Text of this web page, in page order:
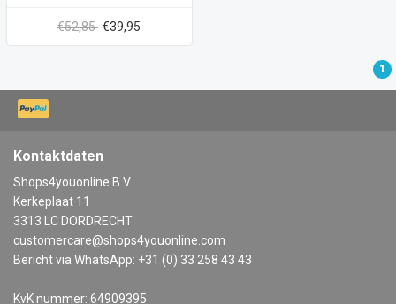
€52,85 €39,95
1
Kontaktdaten
Shops4youonline B.V.
Kerkeplaat 11
3313 LC DORDRECHT
customercare@shops4youonline.com
Bericht via WhatsApp: +31 (0) 33 258 43 43
KvK nummer: 64909395